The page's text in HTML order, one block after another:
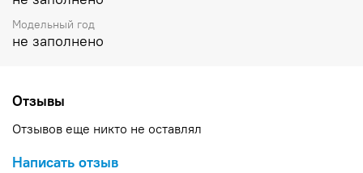
. Замок велосипедный BBB 2019 bicyclelock QuickCode
Coil cable 8mm x 1200mm black
Велоаксессуары, а производителем является компания
Модельный год
не заполнено
Отзывы
Отзывов еще никто не оставлял
Написать отзыв